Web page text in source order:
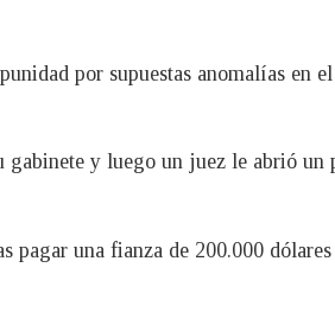
por supuestas anomalías en
y luego un juez le abrió un
pagar una fianza de 200.000